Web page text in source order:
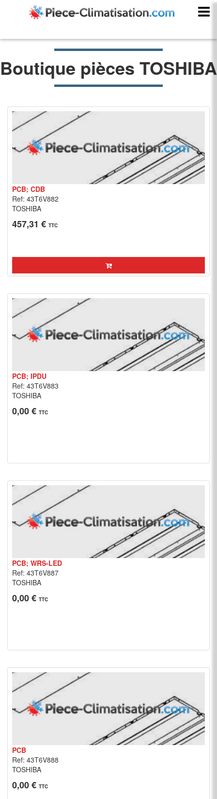
Boutique pièces TOSHIBA
PCB; CDB
Ref: 43T6V882
TOSHIBA
457,31 € TTC
PCB; IPDU
Ref: 43T6V883
TOSHIBA
0,00 € TTC
PCB; WRS-LED
Ref: 43T6V887
TOSHIBA
0,00 € TTC
PCB
Ref: 43T6V888
TOSHIBA
0,00 € TTC